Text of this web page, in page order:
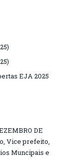
EJA 2025
DE
Vice prefeito,
Muncipais e